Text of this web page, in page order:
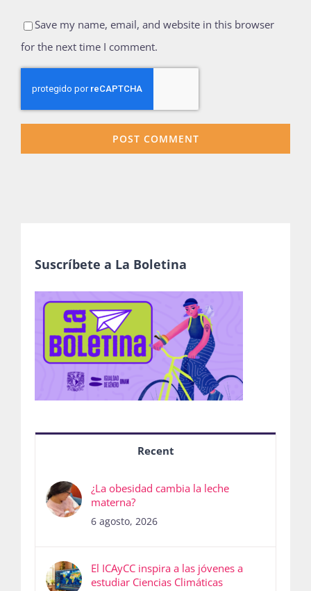
Save my name, email, and website in this browser
for the next time I comment.
Suscríbete a La Boletina
Recent
¿La obesidad cambia la leche
materna?
6 agosto, 2026
El ICAyCC inspira a las jóvenes a
estudiar Ciencias Climáticas